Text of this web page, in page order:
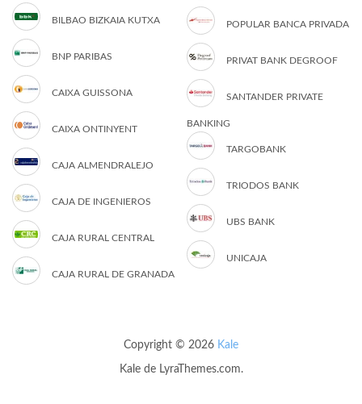
BILBAO BIZKAIA KUTXA
BNP PARIBAS
CAIXA GUISSONA
CAIXA ONTINYENT
CAJA ALMENDRALEJO
CAJA DE INGENIEROS
CAJA RURAL CENTRAL
CAJA RURAL DE GRANADA
POPULAR BANCA PRIVADA
PRIVAT BANK DEGROOF
SANTANDER PRIVATE
BANKING
TARGOBANK
TRIODOS BANK
UBS BANK
UNICAJA
Copyright © 2026 Kale
Kalede LyraThemes.com.